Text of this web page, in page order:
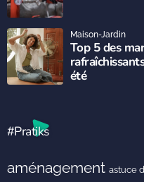
Top 5 des
été
Maison-Jardin
#Pratiks
aménagement astuce